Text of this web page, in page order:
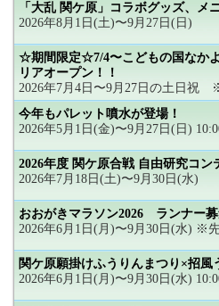
「大乱 関ケ原」コラボグッズ、メ
2026年8月1日(土)〜9月27日(日)
☆期間限定☆7/4〜こどもの国なか
リアオープン！！
2026年7月4日〜9月27日の土日祝
今年もパレット噴水が登場！
2026年5月1日(金)〜9月27日(日)
2026年度 関ケ原合戦 自由研究コン
2026年7月18日(土)〜9月30日(水)
おおがきマラソン2026 ランナー
2026年6月1日(月)〜9月30日(水) ※
関ケ原願掛けふうりんまつり×招風
2026年6月1日(月)〜9月30日(水)